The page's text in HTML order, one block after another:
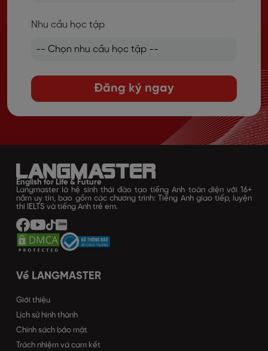
Nhu cầu học tập
Đăng ký ngay
English for Life & Future
Langmaster là hệ sinh thái đào tạo tiếng Anh toàn diện với 16+
năm uy tín, bao gồm các chương trình: Tiếng Anh giao tiếp, luyện
thi IELTS và tiếng Anh trẻ em.
Về LANGMASTER
Giới thiệu
Lịch sử hình thành
Chính sách bảo mật
Trách nhiệm và cam kết